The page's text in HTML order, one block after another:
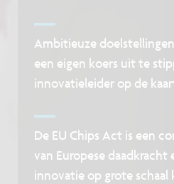
Ambitieuze
een eigen koers uit te
innovatieleider op de
De EU Chips Act is een
van Europese
innovatie op grote schaal